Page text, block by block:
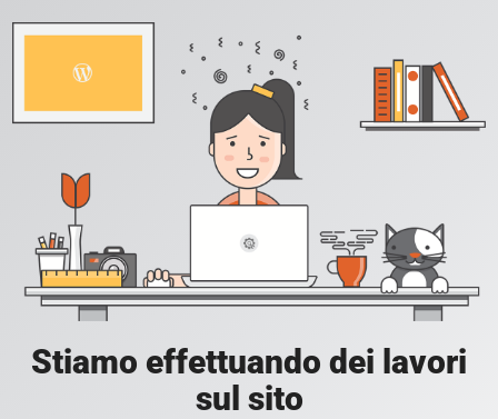
Stiamo effettuando dei lavori
sul sito